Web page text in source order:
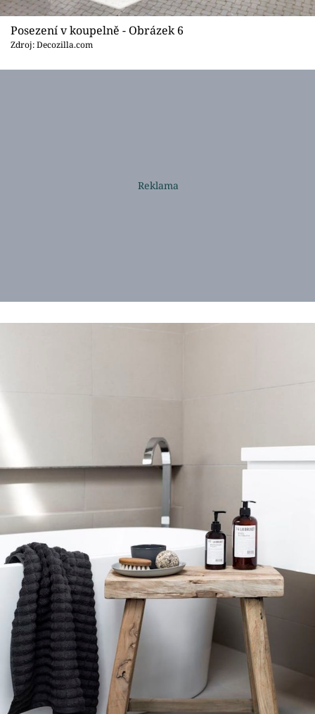
Posezení v koupelně - Obrázek 6
Zdroj: Decozilla.com